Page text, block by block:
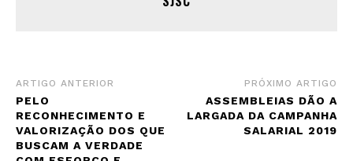
ARTIGO ANTERIOR
PELO
RECONHECIMENTO E
VALORIZAÇÃO DOS QUE
BUSCAM A VERDADE
PRÓXIMO ARTIGO
ASSEMBLEIAS DÃO A
LARGADA DA CAMPANHA
SALARIAL 2019